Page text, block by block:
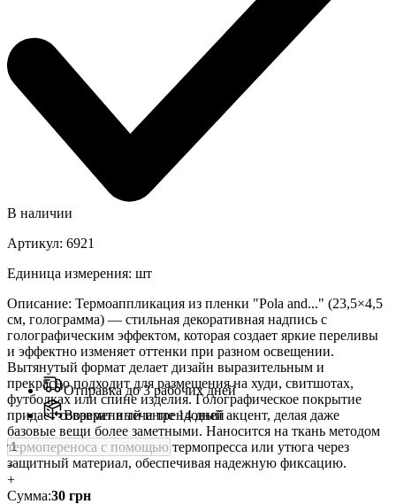
В наличии
Артикул: 6921
Единица измерения: шт
Описание: Термоаппликация из пленки "Pola and..." (23,5×4,5
см, голограмма) — стильная декоративная надпись с
голографическим эффектом, которая создает яркие переливы
и эффектно изменяет оттенки при разном освещении.
Вытянутый формат делает дизайн выразительным и
прекрасно подходит для размещения на худи, свитшотах,
футболках или спине изделия. Голографическое покрытие
придает современный и трендовый акцент, делая даже
базовые вещи более заметными. Наносится на ткань методом
термопереноса с помощью термопресса или утюга через
защитный материал, обеспечивая надежную фиксацию.
Отправка до 3 рабочих дней
Возврат в течение 14 дней
-
+
Сумма:30 грн